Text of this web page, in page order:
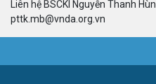
Liên hệ BSCKI Nguyễn Thanh
pttk.mb@vnda.org.vn